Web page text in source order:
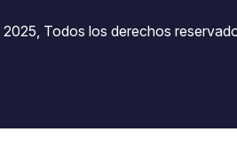
Todos los derechos